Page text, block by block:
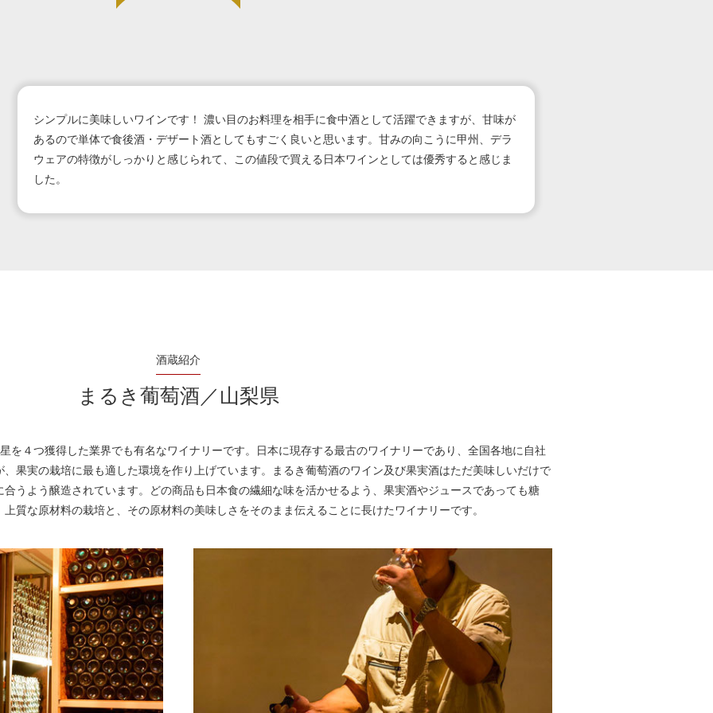
シンプルに美味しいワインです！ 濃い目のお料理を相手に食中酒として活躍できますが、甘味が
あるので単体で食後酒・デザート酒としてもすごく良いと思います。甘みの向こうに甲州、デラ
ウェアの特徴がしっかりと感じられて、この値段で買える日本ワインとしては優秀すると感じま
した。
酒蔵紹介
まるき葡萄酒／山梨県
を４つ獲得した業界でも有名なワイナリーです。日本に現存する最古のワイナリーであり、全国各地に自社
果実の栽培に最も適した環境を作り上げています。まるき葡萄酒のワイン及び果実酒はただ美味しいだけで
うよう醸造されています。どの商品も日本食の繊細な味を活かせるよう、果実酒やジュースであっても糖
質な原材料の栽培と、その原材料の美味しさをそのまま伝えることに長けたワイナリーです。